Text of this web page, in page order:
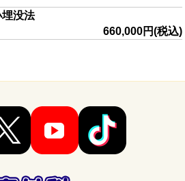
没法
660,000円(税込)